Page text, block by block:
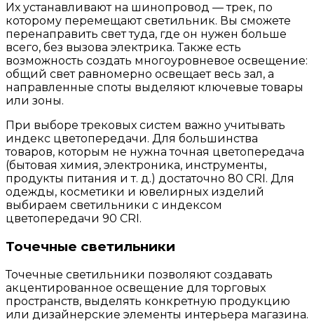
Их устанавливают на шинопровод — трек, по
которому перемещают светильник. Вы сможете
перенаправить свет туда, где он нужен больше
всего, без вызова электрика. Также есть
возможность создать многоуровневое освещение:
общий свет равномерно освещает весь зал, а
направленные споты выделяют ключевые товары
или зоны.
При выборе трековых систем важно учитывать
индекс цветопередачи. Для большинства
товаров, которым не нужна точная цветопередача
(бытовая химия, электроника, инструменты,
продукты питания и т. д.) достаточно 80 CRI. Для
одежды, косметики и ювелирных изделий
выбираем светильники с индексом
цветопередачи 90 CRI.
Точечные светильники
Точечные светильники позволяют создавать
акцентированное освещение для торговых
пространств, выделять конкретную продукцию
или дизайнерские элементы интерьера магазина.